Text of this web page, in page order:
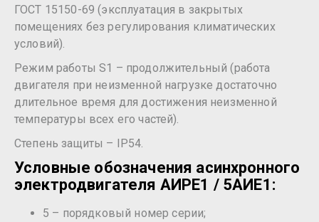
ГОСТ 15150-69 (эксплуатация в закрытых
помещениях без регулирования климатических
условий).
Режим работы S1 – продолжительный (работа
двигателя при неизменной нагрузке достаточно
длительное время для достижения неизменной
температуры всех его частей).
Степень защиты – IP54.
Условные обозначения асинхронного
электродвигателя АИРЕ1 / 5АИЕ1:
5 – порядковый номер серии;